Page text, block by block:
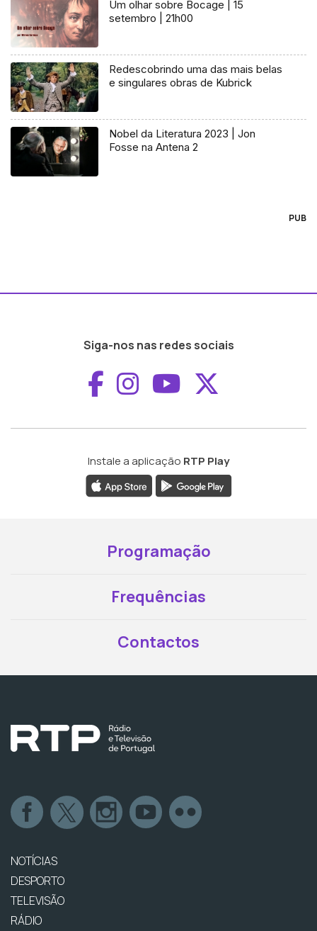
Um olhar sobre Bocage | 15
setembro | 21h00
Redescobrindo uma das mais belas
e singulares obras de Kubrick
Nobel da Literatura 2023 | Jon
Fosse na Antena 2
PUB
Siga-nos nas redes sociais
Aceder ao
Aceder ao
Aceder ao
Instale a aplicação RTP Play
Programação
Frequências
Contactos
NOTÍCIAS
DESPORTO
TELEVISÃO
RÁDIO